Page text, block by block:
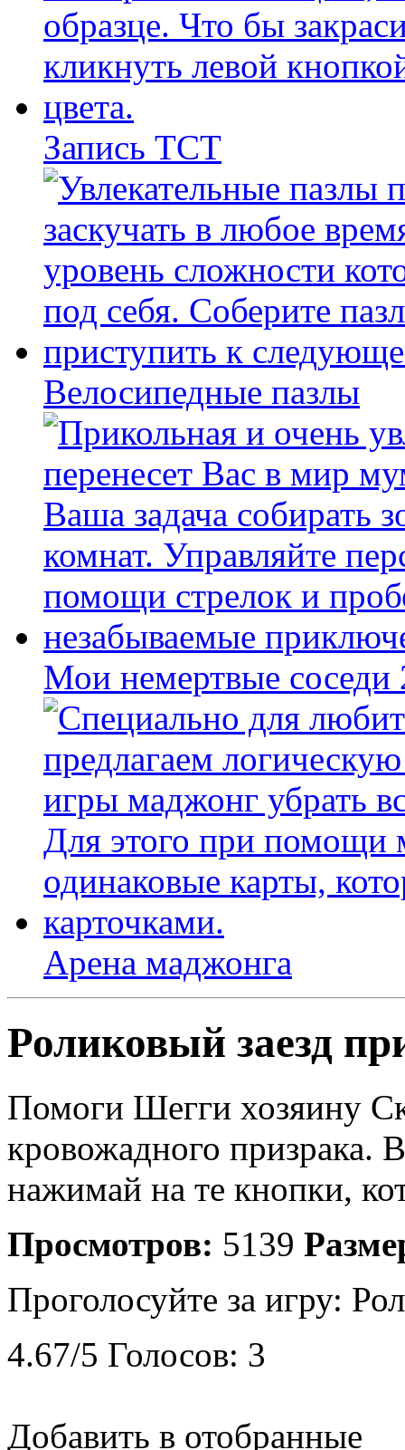
Запись ТСТ
Велосипедные пазлы
Мои немертвые
Арена маджонга
Роликовый заезд
Помоги Шегги хозяину
кровожадного призрака.
нажимай на те кнопки,
Просмотров: 5139
Проголосуйте за игру:
4.67/5 Голосов: 3
Добавить в отобранные